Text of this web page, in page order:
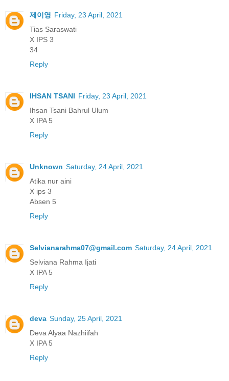
제이영 Friday, 23 April, 2021
Tias Saraswati
X IPS 3
34
Reply
IHSAN TSANI Friday, 23 April, 2021
Ihsan Tsani Bahrul Ulum
X IPA 5
Reply
Unknown Saturday, 24 April, 2021
Atika nur aini
X ips 3
Absen 5
Reply
Selvianarahma07@gmail.com Saturday, 24 April, 2021
Selviana Rahma Ijati
X IPA 5
Reply
deva Sunday, 25 April, 2021
Deva Alyaa Nazhiifah
X IPA 5
Reply